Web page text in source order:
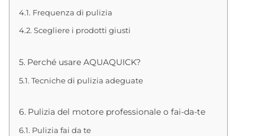
Frequenza di pulizia
Scegliere i prodotti giusti
Perché usare AQUAQUICK?
Tecniche di pulizia adeguate
Pulizia del motore professionale o fai-da-te
Pulizia fai da te